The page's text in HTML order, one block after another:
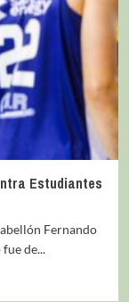
Estudiantes
Fernando
de...